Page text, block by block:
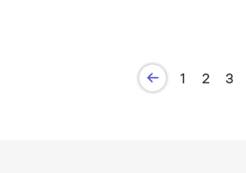
1 2 3